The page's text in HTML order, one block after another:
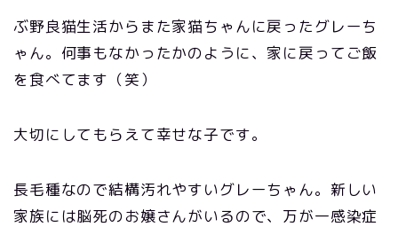
ぶ野良猫生活からまた家猫ちゃんに戻ったグレーち
ゃん。何事もなかったかのように、家に戻ってご飯
を食べてます（笑）
大切にしてもらえて幸せな子です。
長毛種なので結構汚れやすいグレーちゃん。新しい
家族には脳死のお嬢さんがいるので、万が一感染症